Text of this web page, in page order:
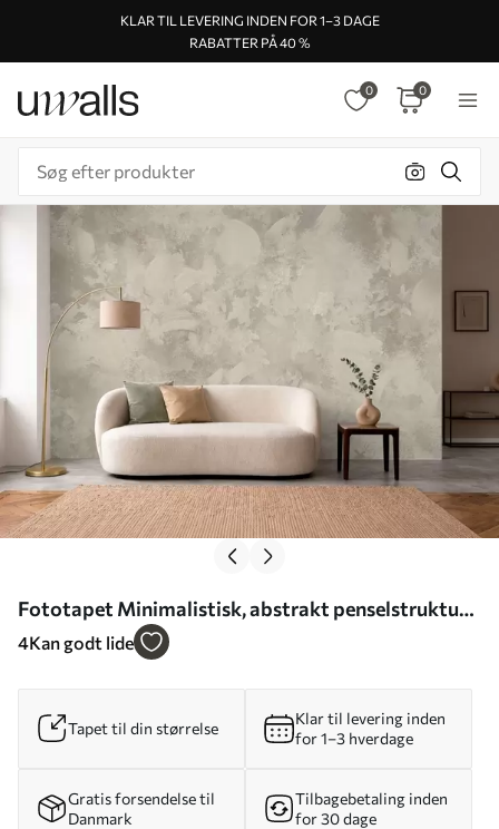
KLAR TIL LEVERING INDEN FOR 1–3 DAGE
RABATTER PÅ 40 %
0 0
Fototapet Minimalistisk, abstrakt penselstruktur i
beige nuancer Nr. w05160
4Kan godt lide
Tapet til din størrelse
Klar til levering inden
for 1–3 hverdage
Gratis forsendelse til
Danmark
Tilbagebetaling inden
for 30 dage